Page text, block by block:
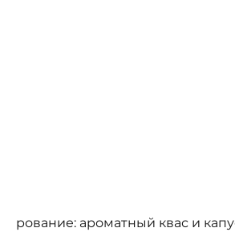
рование: ароматный квас и